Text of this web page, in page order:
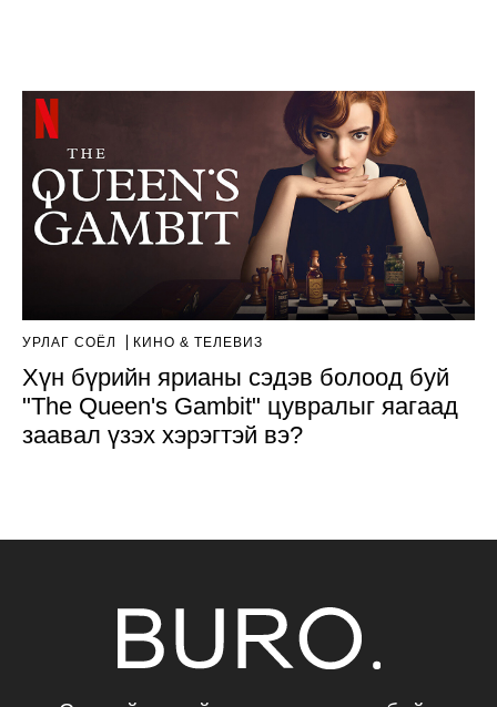
УРЛАГ СОЁЛ КИНО & ТЕЛЕВИЗ
Хүн бүрийн ярианы сэдэв болоод буй
"The Queen's Gambit" цувралыг яагаад
заавал үзэх хэрэгтэй вэ?